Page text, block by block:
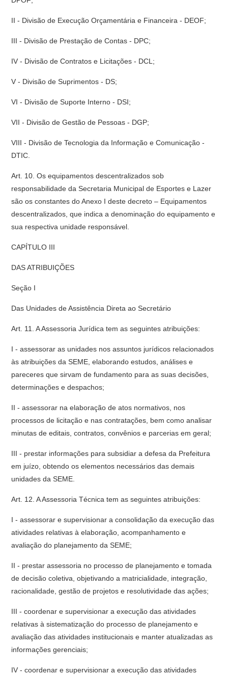
II - Divisão de Execução Orçamentária e Financeira - DEOF;
III - Divisão de Prestação de Contas - DPC;
IV - Divisão de Contratos e Licitações - DCL;
V - Divisão de Suprimentos - DS;
VI - Divisão de Suporte Interno - DSI;
VII - Divisão de Gestão de Pessoas - DGP;
VIII - Divisão de Tecnologia da Informação e Comunicação -
DTIC.
Art. 10. Os equipamentos descentralizados sob
responsabilidade da Secretaria Municipal de Esportes e Lazer
são os constantes do Anexo I deste decreto – Equipamentos
descentralizados, que indica a denominação do equipamento e
sua respectiva unidade responsável.
CAPÍTULO III
DAS ATRIBUIÇÕES
Seção I
Das Unidades de Assistência Direta ao Secretário
Art. 11. A Assessoria Jurídica tem as seguintes atribuições:
I - assessorar as unidades nos assuntos jurídicos relacionados
às atribuições da SEME, elaborando estudos, análises e
pareceres que sirvam de fundamento para as suas decisões,
determinações e despachos;
II - assessorar na elaboração de atos normativos, nos
processos de licitação e nas contratações, bem como analisar
minutas de editais, contratos, convênios e parcerias em geral;
III - prestar informações para subsidiar a defesa da Prefeitura
em juízo, obtendo os elementos necessários das demais
unidades da SEME.
Art. 12. A Assessoria Técnica tem as seguintes atribuições:
I - assessorar e supervisionar a consolidação da execução das
atividades relativas à elaboração, acompanhamento e
avaliação do planejamento da SEME;
II - prestar assessoria no processo de planejamento e tomada
de decisão coletiva, objetivando a matricialidade, integração,
racionalidade, gestão de projetos e resolutividade das ações;
III - coordenar e supervisionar a execução das atividades
relativas à sistematização do processo de planejamento e
avaliação das atividades institucionais e manter atualizadas as
informações gerenciais;
IV - coordenar e supervisionar a execução das atividades